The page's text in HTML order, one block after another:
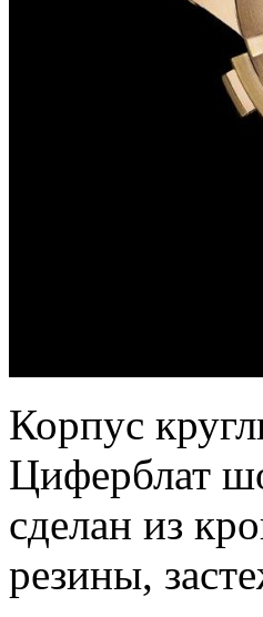
Корпус
Циферблат
сделан из
резины,